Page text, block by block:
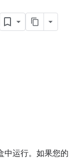
中运行。如果您的